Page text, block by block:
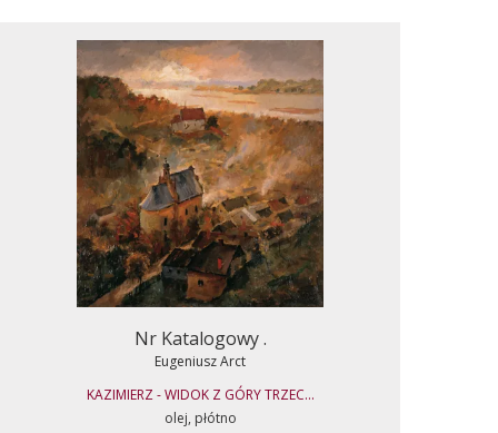
Nr Katalogowy .
Eugeniusz Arct
KAZIMIERZ - WIDOK Z GÓRY TRZEC...
olej, płótno